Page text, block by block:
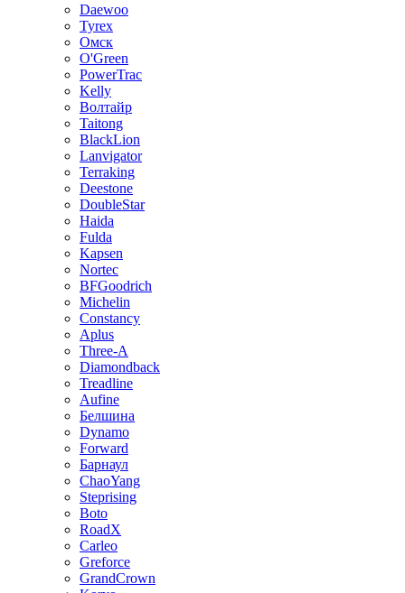
Daewoo
Tyrex
Омск
O'Green
PowerTrac
Kelly
Волтайр
Taitong
BlackLion
Lanvigator
Terraking
Deestone
DoubleStar
Haida
Fulda
Kapsen
Nortec
BFGoodrich
Michelin
Constancy
Aplus
Three-A
Diamondback
Treadline
Aufine
Белшина
Dynamo
Forward
Барнаул
ChaoYang
Steprising
Boto
RoadX
Carleo
Greforce
GrandCrown